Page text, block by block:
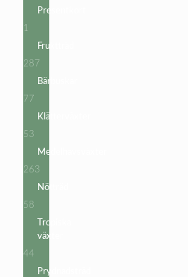
produkter
Presentkort
1
produkt
Fruktträd
287
produkter
Bärbuskar
77
produkter
Klätterväxter
53
produkter
Medelhavsväxter
263
produkter
Nötträd
58
produkter
Tropiska
växter
44
produkter
Prydnadsträd